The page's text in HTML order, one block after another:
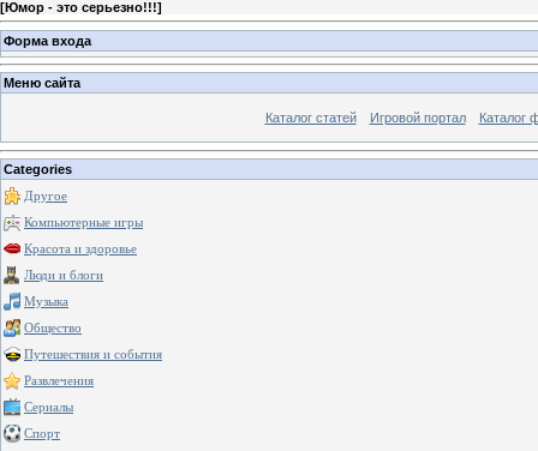
[Юмор - это серьезно!!!]
Форма входа
Меню сайта
Каталог статей Игровой портал Каталог
Categories
Другое
Компьютерные игры
Красота и здоровье
Люди и блоги
Музыка
Общество
Путешествия и события
Развлечения
Сериалы
Спорт